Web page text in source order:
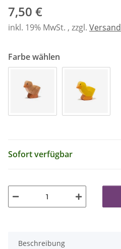
7,50 €
inkl. 19% MwSt. , zzgl. Versand
Farbe wählen
Sofort verfügbar
Beschreibung